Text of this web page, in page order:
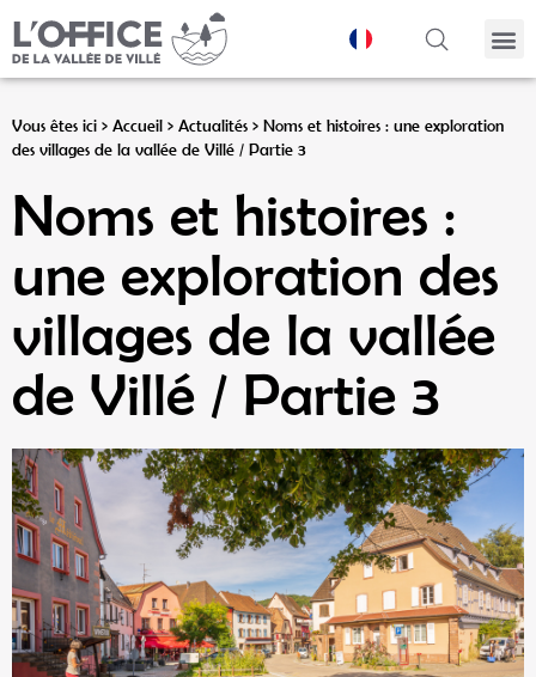
Vous êtes ici > Accueil > Actualités > Noms et histoires : une exploration
des villages de la vallée de Villé / Partie 3
Noms et histoires :
une exploration des
villages de la vallée
de Villé / Partie 3
Panneau de gestion des cookies